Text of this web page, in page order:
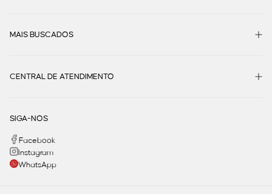
MAIS BUSCADOS
CENTRAL DE ATENDIMENTO
SIGA-NOS
Facebook
Instagram
WhatsApp